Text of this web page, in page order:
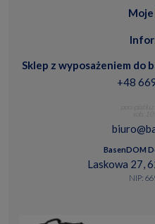
Sklep z wyposażeniem do
+48
BasenDOM
Laskowa 27,
NIP: